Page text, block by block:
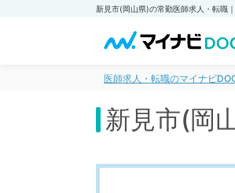
医師求人・転職のマイナビ
新見市(岡